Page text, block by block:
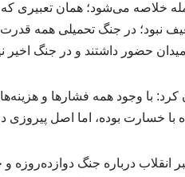
خلاصه می‌شود؛ همان تعبیری
نبود؛ در جنگ تحمیلی همه
حضور داشتند و در جنگ اخیر
با وجود همه فشارها و
با خسارت بوده، اما اصل
انقلاب درباره جنگ